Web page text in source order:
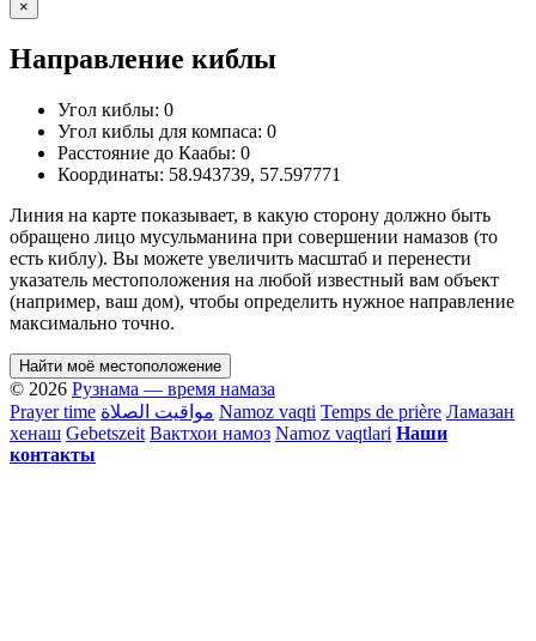
×
Направление киблы
Угол киблы: 0
Угол киблы для компаса: 0
Расстояние до Каабы: 0
Координаты: 58.943739, 57.597771
Линия на карте показывает, в какую сторону должно быть
обращено лицо мусульманина при совершении намазов (то
есть киблу). Вы можете увеличить масштаб и перенести
указатель местоположения на любой известный вам объект
(например, ваш дом), чтобы определить нужное направление
максимально точно.
Найти моё местоположение
© 2026 Рузнама — время намаза
Prayer time مواقيت الصلاة Namoz vaqti Temps de prière Ламазан
хенаш Gebetszeit Вактхои намоз Namoz vaqtlari Наши
контакты